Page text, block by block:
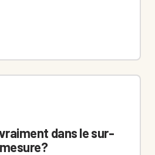
G8L 1H1
dans le sur-
mesure?